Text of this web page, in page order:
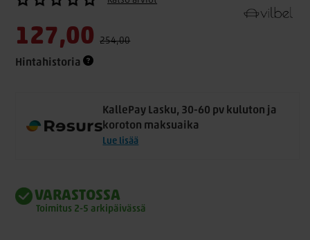
127,00 254,00
Hintahistoria
KallePay Lasku, 30-60 pv kuluton ja
koroton maksuaika
Lue lisää
VARASTOSSA
Toimitus 2-5 arkipäivässä